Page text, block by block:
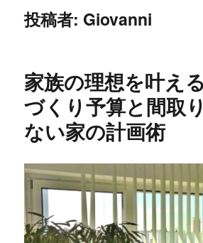
投稿者: Giovanni
家族の理想を叶え
づくり予算と間取
ない家の計画術